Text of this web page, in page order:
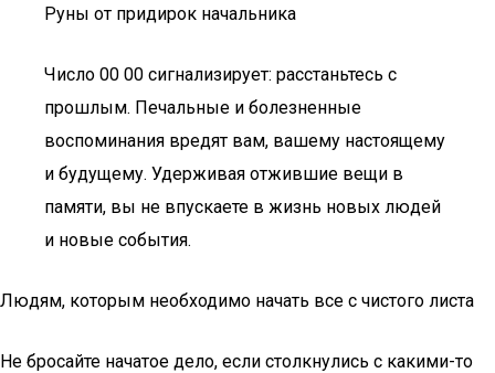
Руны от придирок начальника
Число 00 00 сигнализирует: расстаньтесь с
прошлым. Печальные и болезненные
воспоминания вредят вам, вашему настоящему
и будущему. Удерживая отжившие вещи в
памяти, вы не впускаете в жизнь новых людей
и новые события.
Людям, которым необходимо начать все с чистого листа
Не бросайте начатое дело, если столкнулись с какими-то